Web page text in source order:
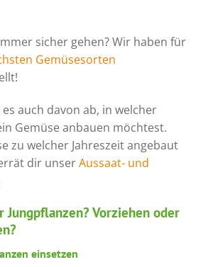
sicher gehen? Wir haben für
Gemüsesorten
auch davon ab, in welcher
Gemüse anbauen möchtest.
zu welcher Jahreszeit angebaut
dir unserAussaat- und
Jungpflanzen? Vorziehen oder
einsetzen